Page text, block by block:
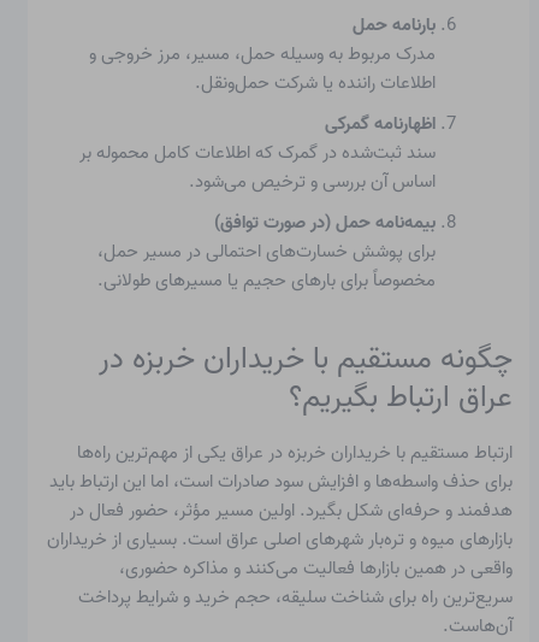
بارنامه حمل
مدرک مربوط به وسیله حمل، مسیر، مرز خروجی و
اطلاعات راننده یا شرکت حمل‌ونقل.
اظهارنامه گمرکی
سند ثبت‌شده در گمرک که اطلاعات کامل محموله بر
اساس آن بررسی و ترخیص می‌شود.
بیمه‌نامه حمل (در صورت توافق)
برای پوشش خسارت‌های احتمالی در مسیر حمل،
مخصوصاً برای بارهای حجیم یا مسیرهای طولانی.
چگونه مستقیم با خریداران خربزه در
عراق ارتباط بگیریم؟
ارتباط مستقیم با خریداران خربزه در عراق یکی از مهم‌ترین راه‌ها
برای حذف واسطه‌ها و افزایش سود صادرات است، اما این ارتباط باید
هدفمند و حرفه‌ای شکل بگیرد. اولین مسیر مؤثر، حضور فعال در
بازارهای میوه و تره‌بار شهرهای اصلی عراق است. بسیاری از خریداران
واقعی در همین بازارها فعالیت می‌کنند و مذاکره حضوری،
سریع‌ترین راه برای شناخت سلیقه، حجم خرید و شرایط پرداخت
آن‌هاست.